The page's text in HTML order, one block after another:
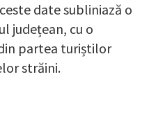
date subliniază o
județean, cu o
partea turiștilor
străini.